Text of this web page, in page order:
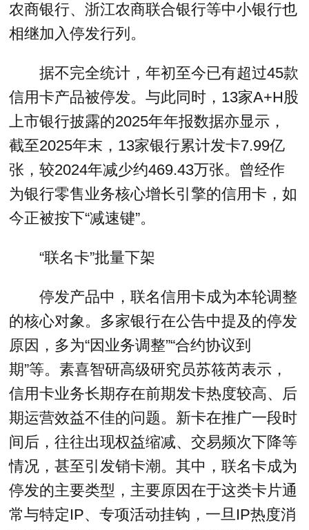
农商银行、浙江农商联合银行等中小银行也
相继加入停发行列。
据不完全统计，年初至今已有超过45款
信用卡产品被停发。与此同时，13家A+H股
上市银行披露的2025年年报数据亦显示，
截至2025年末，13家银行累计发卡7.99亿
张，较2024年减少约469.43万张。曾经作
为银行零售业务核心增长引擎的信用卡，如
今正被按下“减速键”。
“联名卡”批量下架
停发产品中，联名信用卡成为本轮调整
的核心对象。多家银行在公告中提及的停发
原因，多为“因业务调整”“合约协议到
期”等。素喜智研高级研究员苏筱芮表示，
信用卡业务长期存在前期发卡热度较高、后
期运营效益不佳的问题。新卡在推广一段时
间后，往往出现权益缩减、交易频次下降等
情况，甚至引发销卡潮。其中，联名卡成为
停发的主要类型，主要原因在于这类卡片通
常与特定IP、专项活动挂钩，一旦IP热度消